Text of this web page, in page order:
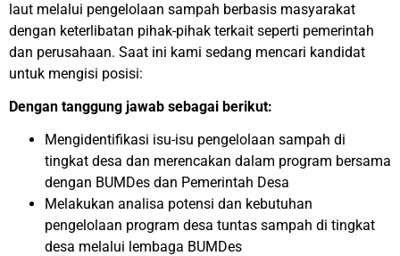
laut melalui pengelolaan sampah berbasis masyarakat
dengan keterlibatan pihak-pihak terkait seperti pemerintah
dan perusahaan. Saat ini kami sedang mencari kandidat
untuk mengisi posisi:
Dengan tanggung jawab sebagai berikut:
Mengidentifikasi isu-isu pengelolaan sampah di
tingkat desa dan merencakan dalam program bersama
dengan BUMDes dan Pemerintah Desa
Melakukan analisa potensi dan kebutuhan
pengelolaan program desa tuntas sampah di tingkat
desa melalui lembaga BUMDes